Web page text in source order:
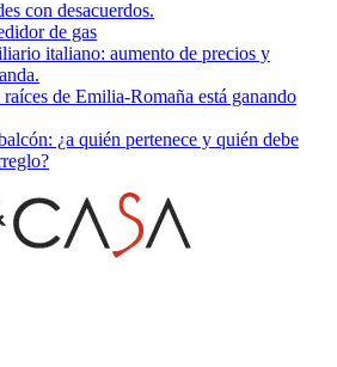
con desacuerdos.
de gas
italiano: aumento de precios y
de Emilia-Romaña está ganando
¿a quién pertenece y quién debe